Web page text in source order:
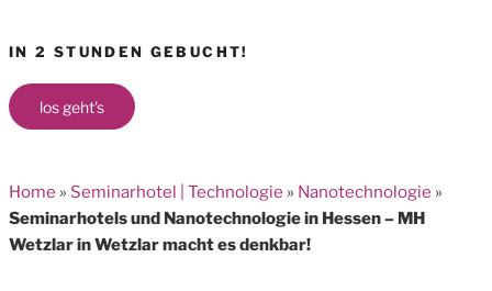
IN 2 STUNDEN GEBUCHT!
los geht's
Home » Seminarhotel | Technologie » Nanotechnologie »
Seminarhotels und Nanotechnologie in Hessen – MH
Wetzlar in Wetzlar macht es denkbar!